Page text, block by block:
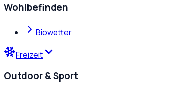
Wohlbefinden
Biowetter
Freizeit
Outdoor & Sport